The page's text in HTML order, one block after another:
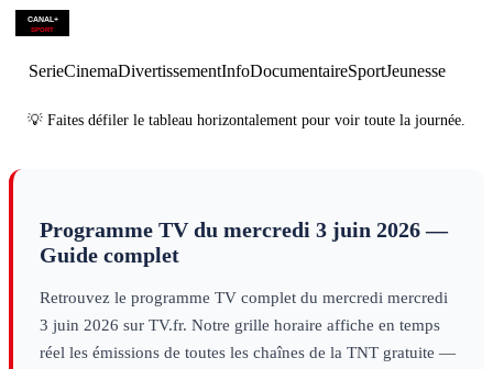
SerieCinemaDivertissementInfoDocumentaireSportJeunesse
💡 Faites défiler le tableau horizontalement pour voir toute la journée.
Programme TV du mercredi 3 juin 2026—
Guide complet
Retrouvez le programme TV complet du mercredi mercredi
3 juin 2026 sur TV.fr. Notre grille horaire affiche en temps
réel les émissions de toutes les chaînes de la TNT gratuite —